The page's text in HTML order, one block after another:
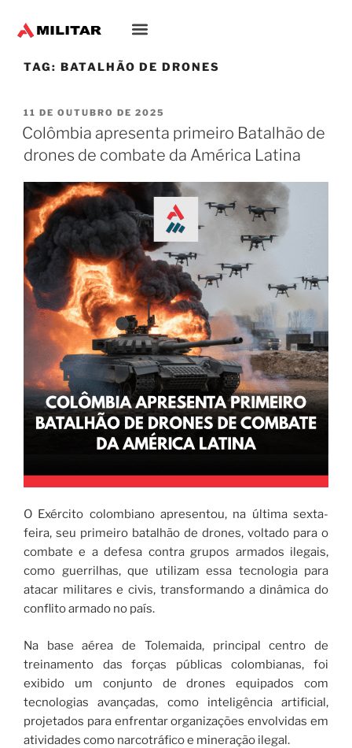
TAG: BATALHÃO DE DRONES
11 DE OUTUBRO DE 2025
Colômbia apresenta primeiro Batalhão de
drones de combate da América Latina
O Exército colombiano apresentou, na última sexta-
feira, seu primeiro batalhão de drones, voltado para o
combate e a defesa contra grupos armados ilegais,
como guerrilhas, que utilizam essa tecnologia para
atacar militares e civis, transformando a dinâmica do
conflito armado no país.
Na base aérea de Tolemaida, principal centro de
treinamento das forças públicas colombianas, foi
exibido um conjunto de drones equipados com
tecnologias avançadas, como inteligência artificial,
projetados para enfrentar organizações envolvidas em
atividades como narcotráfico e mineração ilegal.